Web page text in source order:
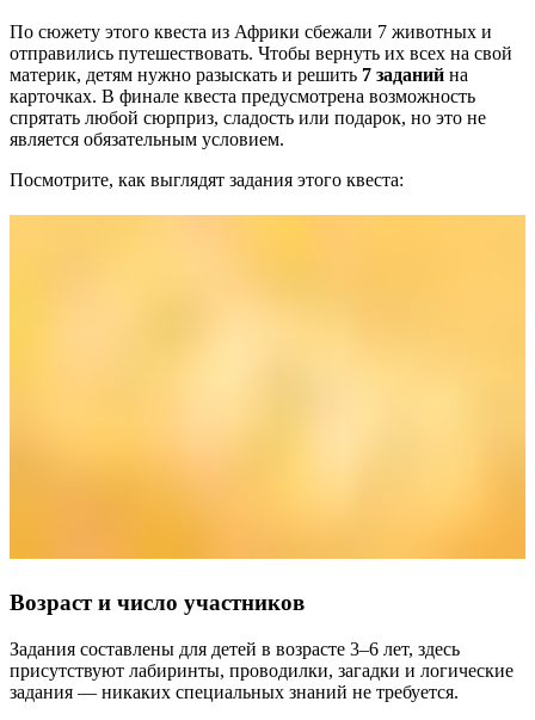
По сюжету этого квеста из Африки сбежали 7 животных и
отправились путешествовать. Чтобы вернуть их всех на свой
материк, детям нужно разыскать и решить 7 заданий на
карточках. В финале квеста предусмотрена возможность
спрятать любой сюрприз, сладость или подарок, но это не
является обязательным условием.
Посмотрите, как выглядят задания этого квеста:
Возраст и число участников
Задания составлены для детей в возрасте 3–6 лет, здесь
присутствуют лабиринты, проводилки, загадки и логические
задания — никаких специальных знаний не требуется.